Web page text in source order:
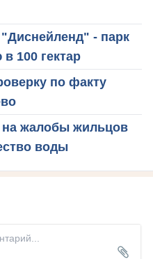
- парк
100 гектар
по факту
жалобы жильцов
воды